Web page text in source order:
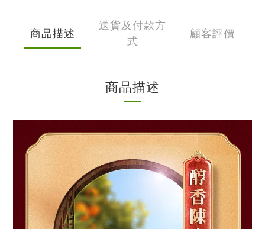
商品描述
送貨及付款方
式
顧客評價
商品描述